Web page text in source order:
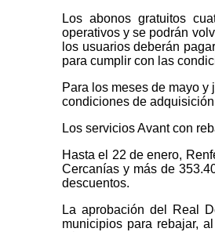
Los abonos gratuitos
operativos y se podrán
los usuarios deberán
para cumplir con las
Para los meses de mayo
condiciones de
Los servicios Avant con
Hasta el 22 de enero,
Cercanías y más de
descuentos.
La aprobación del Real
municipios para rebajar,